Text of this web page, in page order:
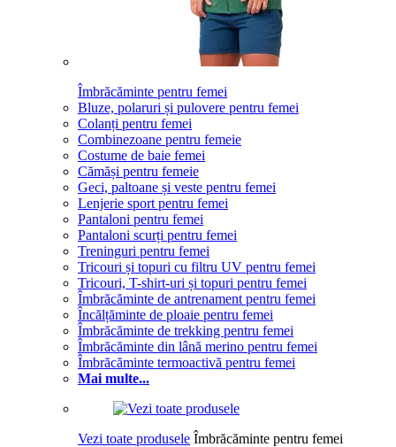
Îmbrăcăminte pentru femei
Bluze, polaruri și pulovere pentru femei
Colanți pentru femei
Combinezoane pentru femeie
Costume de baie femei
Cămăși pentru femeie
Geci, paltoane și veste pentru femei
Lenjerie sport pentru femei
Pantaloni pentru femei
Pantaloni scurți pentru femei
Treninguri pentru femei
Tricouri și topuri cu filtru UV pentru femei
Tricouri, T-shirt-uri și topuri pentru femei
Îmbrăcăminte de antrenament pentru femei
Încălțăminte de ploaie pentru femei
Îmbrăcăminte de trekking pentru femei
Îmbrăcăminte din lână merino pentru femei
Îmbrăcăminte termoactivă pentru femei
Mai multe...
Vezi toate produsele Îmbrăcăminte pentru femei